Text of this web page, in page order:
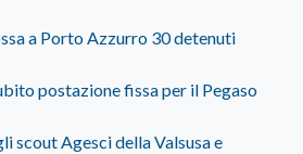
a Porto Azzurro 30 detenuti
postazione fissa per il Pegaso
scout Agesci della Valsusa e